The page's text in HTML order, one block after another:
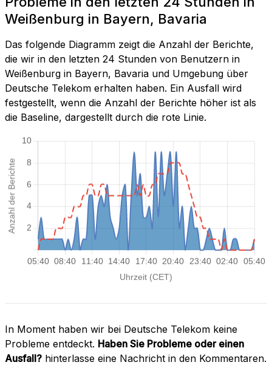
Weißenburg in Bayern, Bavaria
Das folgende Diagramm zeigt die Anzahl der Berichte,
die wir in den letzten 24 Stunden von Benutzern in
Weißenburg in Bayern, Bavaria und Umgebung über
Deutsche Telekom erhalten haben. Ein Ausfall wird
festgestellt, wenn die Anzahl der Berichte höher ist als
die Baseline, dargestellt durch die rote Linie.
In Moment haben wir bei Deutsche Telekom keine
Probleme entdeckt. Haben Sie Probleme oder einen
Ausfall? hinterlasse eine Nachricht in den Kommentaren.